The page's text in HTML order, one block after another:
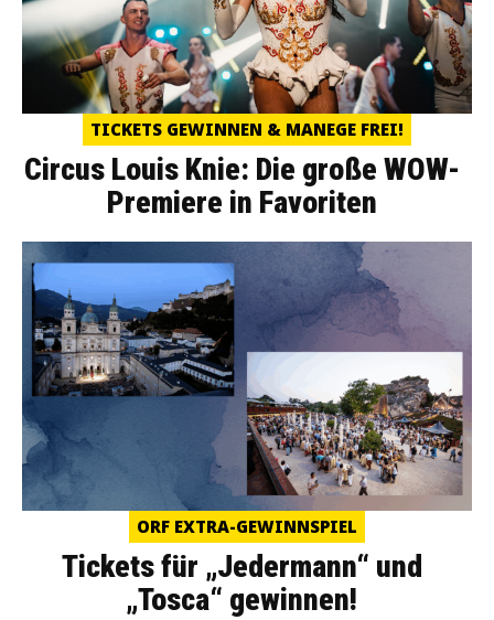
TICKETS GEWINNEN & MANEGE FREI!
Circus Louis Knie: Die große WOW-
Premiere in Favoriten
ORF EXTRA-GEWINNSPIEL
Tickets für „Jedermann“ und
„Tosca“ gewinnen!